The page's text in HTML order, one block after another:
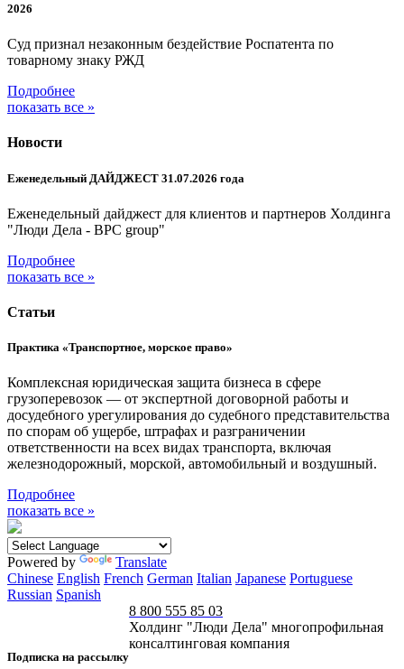
2026
Суд признал незаконным бездействие Роспатента по
товарному знаку РЖД
Подробнее
показать все »
Новости
Еженедельный ДАЙДЖЕСТ 31.07.2026 года
Еженедельный дайджест для клиентов и партнеров Холдинга
"Люди Дела - BPC group"
Подробнее
показать все »
Статьи
Практика «Транспортное, морское право»
Комплексная юридическая защита бизнеса в сфере
грузоперевозок — от экспертной договорной работы и
досудебного урегулирования до судебного представительства
по спорам об ущербе, штрафах и разграничении
ответственности на всех видах транспорта, включая
железнодорожный, морской, автомобильный и воздушный.
Подробнее
показать все »
Powered by
Translate
Chinese English French German Italian Japanese Portuguese
Russian Spanish
Подписка на рассылку
8 800 555 85 03
Холдинг "Люди Дела" многопрофильная
консалтинговая компания